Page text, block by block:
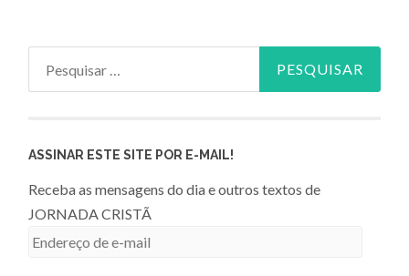
ASSINAR ESTE SITE POR E-MAIL!
Receba as mensagens do dia e outros textos de
JORNADA CRISTÃ
Endereço